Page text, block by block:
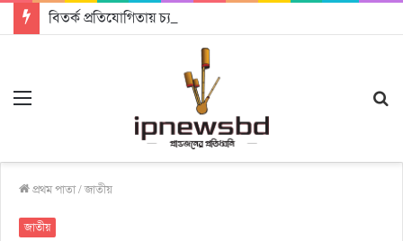
প্রথম পাতা/জাতীয়
জাতীয়